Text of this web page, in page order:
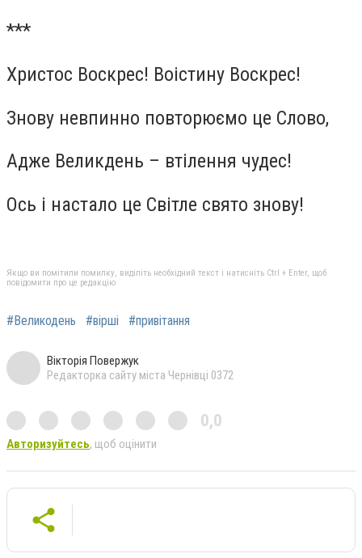
***
Христос Воскрес! Воістину Воскрес!
Знову невпинно повторюємо це Слово,
Адже Великдень – втілення чудес!
Ось і настало це Світле свято знову!
Якщо ви помітили помилку, виділіть необхідний текст і натисніть Ctrl + Enter, щоб
повідомити про це редакцію
#Великодень #вірші #привітання
Вікторія Повержук
Редакторка сайту міста Чернівці 0372
0,0
Авторизуйтесь, щоб оцінити